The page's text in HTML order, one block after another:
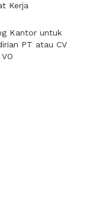
Kerja
Kantor untuk
PT atau CV